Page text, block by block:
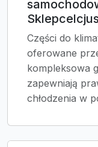
Części do
oferowane
kompleksowa
zapewniają
chłodzenia w